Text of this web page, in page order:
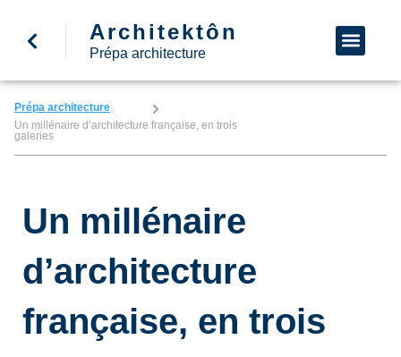
Architektôn
Prépa architecture
Prépa architecture
Un millénaire d’architecture française, en trois
galeries
Un millénaire
d’architecture
française, en trois